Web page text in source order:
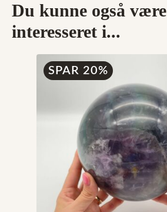
Du kunne også være
interesseret i...
SPAR 20%